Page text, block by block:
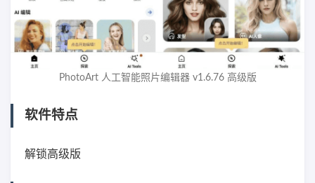
PhotoArt 人工智能照片编辑器 v1.6.76 高级版
软件特点
解锁高级版